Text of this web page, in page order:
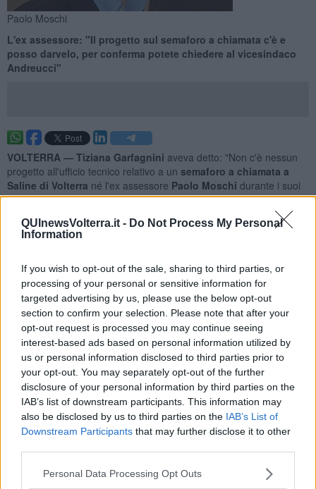
QUInewsVolterra.it - Do Not Process My Personal
Information
If you wish to opt-out of the sale, sharing to third parties, or
processing of your personal or sensitive information for
targeted advertising by us, please use the below opt-out
section to confirm your selection. Please note that after your
opt-out request is processed you may continue seeing
interest-based ads based on personal information utilized by
us or personal information disclosed to third parties prior to
your opt-out. You may separately opt-out of the further
disclosure of your personal information by third parties on the
IAB’s list of downstream participants. This information may
also be disclosed by us to third parties on the IAB’s List of
Downstream Participants that may further disclose it to other
Personal Data Processing Opt Outs
Paolo Moschi
L'ex assessore: "Il progetto sul semaforo a chiamata c'è e
posso darvelo, per conferma potete chiedere al vicesindaco
Andreucci"
VOLTERRA — Tiziana Garfagnini aveva detto: "Non c'è nessun
progetto all'ufficio tecnico relativo a un semaforo a chiamata a
Saline di Volterra né l'ex assessore Paolo Moschi durante i suoi
oltre 8 anni di mandato si era mai mosso concretamente in questo
Puntuale è arrivata la replica dell'ex assessore che tira in ballo
nervosismo, causato forse dall’insicurezza, da parte della
consigliera Gargagnini sullasicurezza stradale di Saline.
Evidentemente l’ufficio tecnico e l’assessorato alla Viabilità sono
ancora un arcano per i nuovi “gestori”, chenon sono in grado
nemmeno di trovare quanto fatto in precedenza! Posso
garantire cheil progetto, che poi è un preventivo di fornitura e
posa in operac’è , e lo sanno perché ne parlammo tempo fa,
peccato che non si vollero trovare soldi".
Può chiedere tuttavia al Vice Sindaco di Colle Andreucci
quale mi ha fornito l’originale suo, sul quale abbiamo aggiornato il
preventivo. Ma questo ai cittadini non interessa, come non
interessa il livore gratuito, e poco istituzionale, che un membro
della maggioranza dovrebbe tenere.Posso fornire